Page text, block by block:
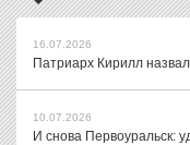
16.07.2026
Патриарх Кирилл
10.07.2026
И снова Первоуральск: